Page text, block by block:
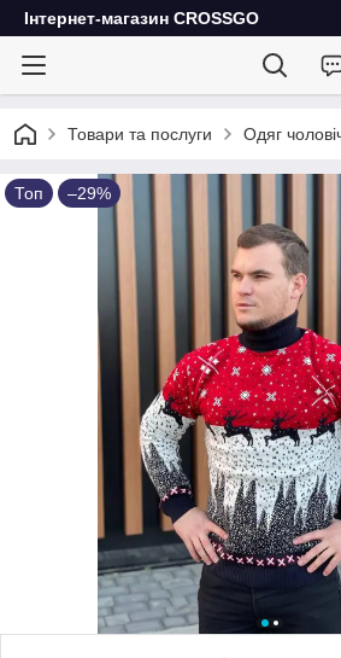
Інтернет-магазин CROSSGO
Товари та послуги Одяг
Топ –29%